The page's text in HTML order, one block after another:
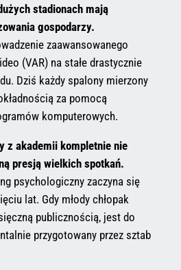
stadionach mają
gospodarzy.
zaawansowanego
(VAR) na stałe drastycznie
Dziś każdy spalony mierzony
za pomocą
komputerowych.
z akademii kompletnie nie
presją wielkich spotkań.
psychologiczny zaczyna się
lat. Gdy młody chłopak
publicznością, jest do
przygotowany przez sztab